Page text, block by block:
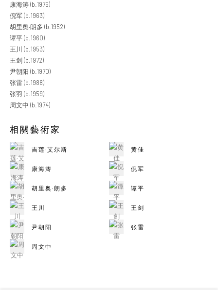
康海涛 (b.1976)
倪军 (b.1963)
胡里奥·朗多 (b.1952)
谭平 (b.1960)
王川 (b.1953)
王剑 (b.1972)
尹朝阳 (b.1970)
张雷 (b.1988)
张羽 (b.1959)
周文中 (b.1974)
相關藝術家
吉莲·艾尔斯 黄佳
康海涛 倪军
胡里奥·朗多 谭平
王川 王剑
尹朝阳 张雷
周文中